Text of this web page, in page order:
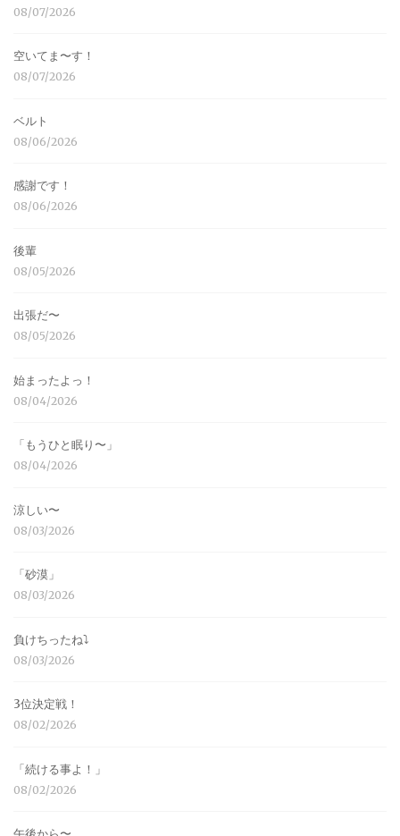
08/07/2026
空いてま〜す！
08/07/2026
ベルト
08/06/2026
感謝です！
08/06/2026
後輩
08/05/2026
出張だ〜
08/05/2026
始まったよっ！
08/04/2026
「もうひと眠り〜」
08/04/2026
涼しい〜
08/03/2026
「砂漠」
08/03/2026
負けちったね⤵︎
08/03/2026
3位決定戦！
08/02/2026
「続ける事よ！」
08/02/2026